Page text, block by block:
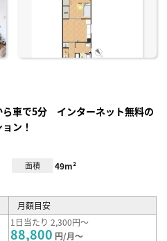
ら車で5分 インターネット無料の
ン！
面積 49m²
月額目安
1日当たり 2,300円～
88,800 円/月～